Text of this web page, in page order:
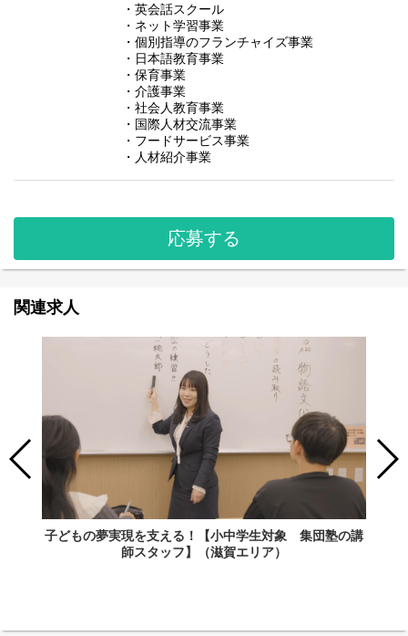
・英会話スクール
・ネット学習事業
・個別指導のフランチャイズ事業
・日本語教育事業
・保育事業
・介護事業
・社会人教育事業
・国際人材交流事業
・フードサービス事業
・人材紹介事業
応募する
関連求人
子どもの夢実現を支える！【小中学生対象 集団塾の講
師スタッフ】（滋賀エリア）